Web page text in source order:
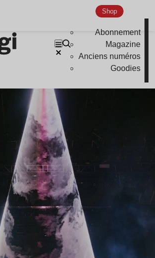
Shop
Abonnement
Magazine
Anciens numéros
Goodies